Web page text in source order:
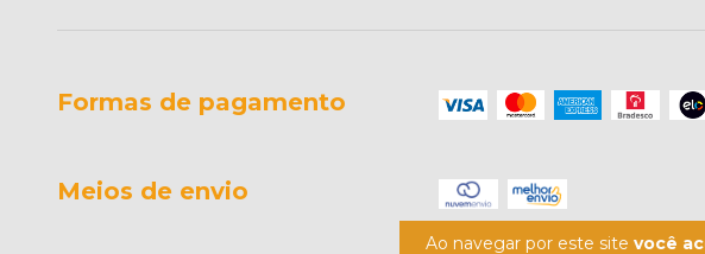
Ao navegar por este site você
Formas de pagamento
Meios de envio